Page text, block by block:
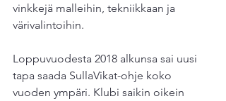
vinkkejä malleihin, tekniikkaan ja
värivalintoihin.
Loppuvuodesta 2018 alkunsa sai uusi
tapa saada SullaVikat-ohje koko
vuoden ympäri. Klubi saikin oikein